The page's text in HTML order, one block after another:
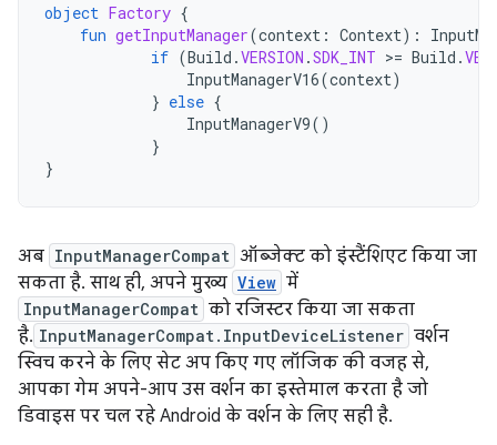
object Factory {
fun getInputManager(context : Context):
if (Build .VERSION .SDK_INT >= Build .
InputManagerV16(context)
} else {
InputManagerV9()
}
}
अब InputManagerCompat ऑब्जेक्ट को इंस्टैंशिएट किया जा
सकता है. साथ ही, अपने मुख्य View में
InputManagerCompat को रजिस्टर किया जा सकता
है. InputManagerCompat.InputDeviceListener वर्शन
स्विच करने के लिए सेट अप किए गए लॉजिक की वजह से,
आपका गेम अपने-आप उस वर्शन का इस्तेमाल करता है जो
डिवाइस पर चल रहे Android के वर्शन के लिए सही है.